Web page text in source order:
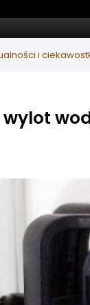
i
wylot